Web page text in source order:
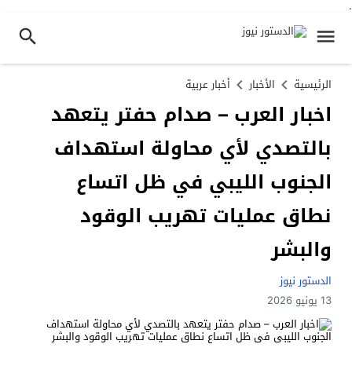
.
الرئيسية الأخبار أخبار عربية
اخبار العرب – صدام حفتر يتعهد
بالتصدي لأي محاولة استهداف
الجنوب الليبي في ظل اتساع
نطاق عمليات تهريب الوقود
والبشر
الدستور نيوز
13 يونيو 2026